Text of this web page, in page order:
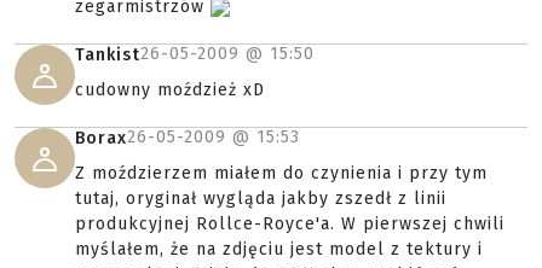
zegarmistrzów
Tankist26-05-2009 @ 15:50
cudowny moździeż xD
Borax26-05-2009 @ 15:53
Z moździerzem miałem do czynienia i przy tym
tutaj, oryginał wygląda jakby zszedł z linii
produkcyjnej Rollce-Royce'a. W pierwszej chwili
myślałem, że na zdjęciu jest model z tektury i